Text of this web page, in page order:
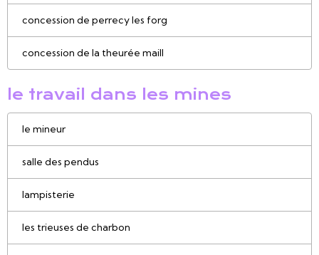
concession de perrecy les forg
concession de la theurée maill
le travail dans les mines
le mineur
salle des pendus
lampisterie
les trieuses de charbon